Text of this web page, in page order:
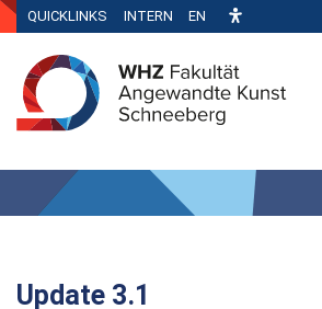
QUICKLINKS INTERN EN
Update 3.1